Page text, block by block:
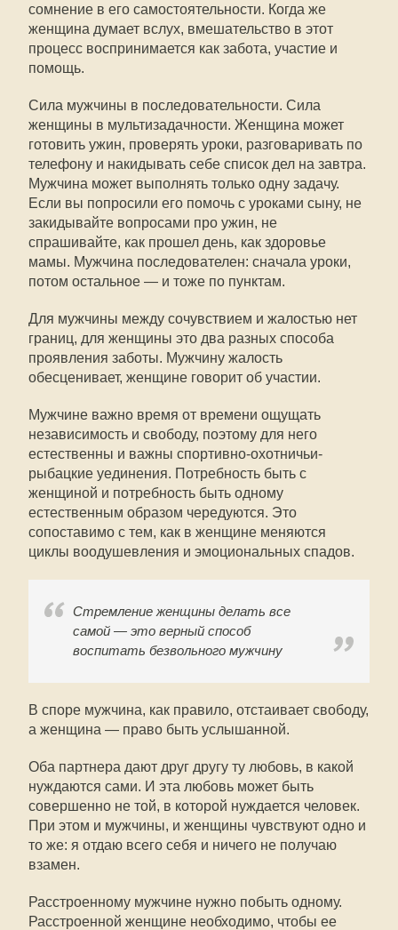
сомнение в его самостоятельности. Когда же
женщина думает вслух, вмешательство в этот
процесс воспринимается как забота, участие и
помощь.
Сила мужчины в последовательности. Сила
женщины в мультизадачности. Женщина может
готовить ужин, проверять уроки, разговаривать по
телефону и накидывать себе список дел на завтра.
Мужчина может выполнять только одну задачу.
Если вы попросили его помочь с уроками сыну, не
закидывайте вопросами про ужин, не
спрашивайте, как прошел день, как здоровье
мамы. Мужчина последователен: сначала уроки,
потом остальное — и тоже по пунктам.
Для мужчины между сочувствием и жалостью нет
границ, для женщины это два разных способа
проявления заботы. Мужчину жалость
обесценивает, женщине говорит об участии.
Мужчине важно время от времени ощущать
независимость и свободу, поэтому для него
естественны и важны спортивно-охотничьи-
рыбацкие уединения. Потребность быть с
женщиной и потребность быть одному
естественным образом чередуются. Это
сопоставимо с тем, как в женщине меняются
циклы воодушевления и эмоциональных спадов.
Стремление женщины делать все
самой — это верный способ
воспитать безвольного мужчину
В споре мужчина, как правило, отстаивает свободу,
а женщина — право быть услышанной.
Оба партнера дают друг другу ту любовь, в какой
нуждаются сами. И эта любовь может быть
совершенно не той, в которой нуждается человек.
При этом и мужчины, и женщины чувствуют одно и
то же: я отдаю всего себя и ничего не получаю
взамен.
Расстроенному мужчине нужно побыть одному.
Расстроенной женщине необходимо, чтобы ее